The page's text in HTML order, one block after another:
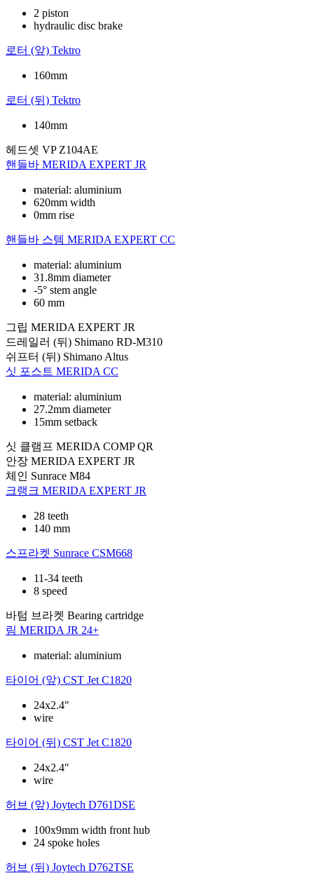
2 piston
hydraulic disc brake
로터 (앞) Tektro
160mm
로터 (뒤) Tektro
140mm
헤드셋 VP Z104AE
핸들바 MERIDA EXPERT JR
material: aluminium
620mm width
0mm rise
핸들바 스템 MERIDA EXPERT CC
material: aluminium
31.8mm diameter
-5° stem angle
60 mm
그립 MERIDA EXPERT JR
드레일러 (뒤) Shimano RD-M310
쉬프터 (뒤) Shimano Altus
싯 포스트 MERIDA CC
material: aluminium
27.2mm diameter
15mm setback
싯 클램프 MERIDA COMP QR
안장 MERIDA EXPERT JR
체인 Sunrace M84
크랭크 MERIDA EXPERT JR
28 teeth
140 mm
스프라켓 Sunrace CSM668
11-34 teeth
8 speed
바텀 브라켓 Bearing cartridge
림 MERIDA JR 24+
material: aluminium
타이어 (앞) CST Jet C1820
24x2.4"
wire
타이어 (뒤) CST Jet C1820
24x2.4"
wire
허브 (앞) Joytech D761DSE
100x9mm width front hub
24 spoke holes
허브 (뒤) Joytech D762TSE